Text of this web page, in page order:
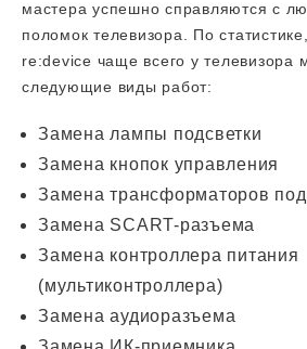
мастера успешно справляются с
поломок телевизора. По
re:device чаще всего у телевизора
следующие виды работ:
Замена лампы подсветки
Замена кнопок управления
Замена трансформаторов
Замена SCART-разъема
Замена контроллера питания
(мультиконтроллера)
Замена аудиоразъема